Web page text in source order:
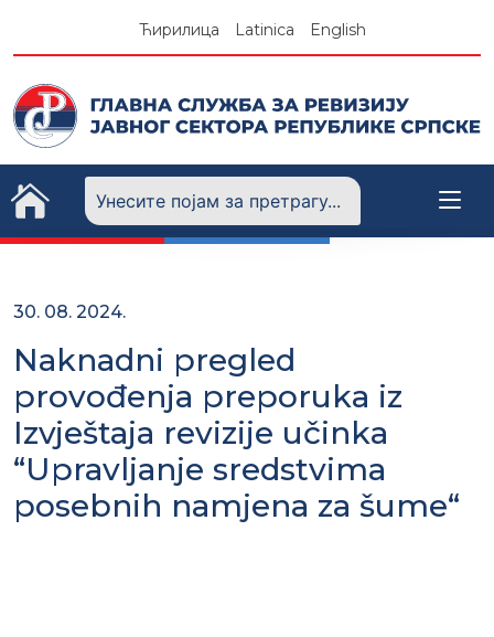
Ћирилица Latinica English
30. 08. 2024.
Naknadni pregled
provođenja preporuka iz
Izvještaja revizije učinka
“Upravljanje sredstvima
posebnih namjena za šume“